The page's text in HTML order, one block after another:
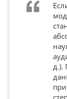
д.).